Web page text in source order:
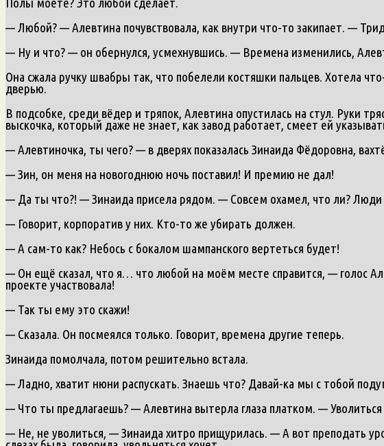
— Любой? — Алевтина почувствовала, как внутри что-то закипает. —
— Ну и что? — он обернулся, усмехнувшись. — Времена изменились,
Она сжала ручку швабры так, что побелели костяшки пальцев. Хотела
дверью.
В подсобке, среди вёдер и тряпок, Алевтина опустилась на стул. Руки
выскочка, который даже не знает, как завод работает, смеет ей
— Алевтиночка, ты чего? — в дверях показалась Зинаида Фёдоровна,
— Зин, он меня на новогоднюю ночь поставил! И премию не дал!
— Да ты что?! — Зинаида присела рядом. — Совсем охамел, что ли? Люди
— Говорит, корпоратив у них. Кто-то же убирать должен.
— А сам-то как? Небось с бокалом шампанского вертеться будет!
— Он ещё сказал, что я… что любой на моём месте справится, — голос
проекте участвовала!
— Так ты ему это скажи!
— Сказала. Он посмеялся только. Говорит, времена другие теперь.
Зинаида помолчала, потом решительно встала.
— Ладно, хватит нюни распускать. Знаешь что? Давай-ка мы с тобой
— Что ты предлагаешь? — Алевтина вытерла глаза платком. — Уволиться
— Не, не уволиться, — Зинаида хитро прищурилась. — А вот преподать